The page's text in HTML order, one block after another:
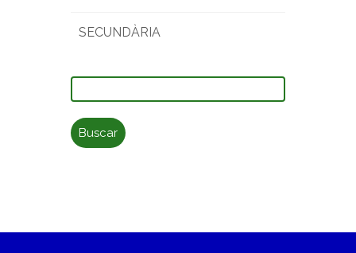
SECUNDÀRIA